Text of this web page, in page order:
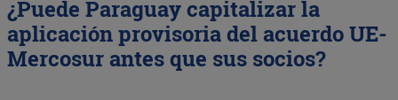
¿Puede Paraguay capitalizar la
aplicación provisoria del acuerdo UE-
Mercosur antes que sus socios?